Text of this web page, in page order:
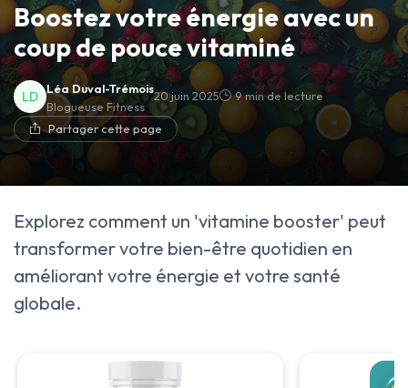
Boostez votre énergie avec un
coup de pouce vitaminé
Léa Duval-Trémois
Blogueuse Fitness
20 juin 2025 9 min de lecture
Partager cette page
Explorez comment un 'vitamine booster' peut
transformer votre bien-être quotidien en
améliorant votre énergie et votre santé
globale.